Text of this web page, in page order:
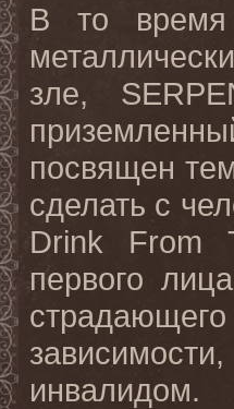
В то время
зле,
посвящен
сделать с
Drink
From
первого
инвалидом.